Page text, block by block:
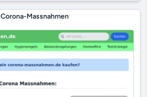
Corona-Massnahmen